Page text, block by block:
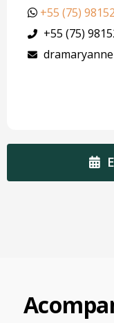
+55 (75)
+55 (75)